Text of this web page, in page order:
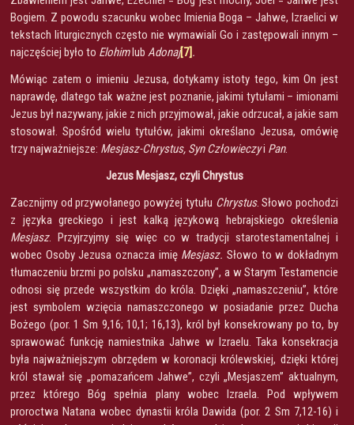
Bogiem. Z powodu szacunku wobec Imienia Boga – Jahwe, Izraelici w
tekstach liturgicznych często nie wymawiali Go i zastępowali innym –
najczęściej było to Elohimlub Adonaj[7].
Mówiąc zatem o imieniu Jezusa, dotykamy istoty tego, kim On jest
naprawdę, dlatego tak ważne jest poznanie, jakimi tytułami – imionami
Jezus był nazywany, jakie z nich przyjmował, jakie odrzucał, a jakie sam
stosował. Spośród wielu tytułów, jakimi określano Jezusa, omówię
trzy najważniejsze: Mesjasz-Chrystus, Syn Człowieczyi Pan.
Jezus Mesjasz, czyli Chrystus
Zacznijmy od przywołanego powyżej tytułu Chrystus. Słowo pochodzi
z języka greckiego i jest kalką językową hebrajskiego określenia
Mesjasz. Przyjrzyjmy się więc co w tradycji starotestamentalnej i
wobec Osoby Jezusa oznacza imię Mesjasz. Słowo to w dokładnym
tłumaczeniu brzmi po polsku „namaszczony”, a w Starym Testamencie
odnosi się przede wszystkim do króla. Dzięki „namaszczeniu”, które
jest symbolem wzięcia namaszczonego w posiadanie przez Ducha
Bożego (por. 1 Sm 9,16; 10,1; 16,13), król był konsekrowany po to, by
sprawować funkcję namiestnika Jahwe w Izraelu. Taka konsekracja
była najważniejszym obrzędem w koronacji królewskiej, dzięki której
król stawał się „pomazańcem Jahwe”, czyli „Mesjaszem” aktualnym,
przez którego Bóg spełnia plany wobec Izraela. Pod wpływem
proroctwa Natana wobec dynastii króla Dawida (por. 2 Sm 7,12-16) i